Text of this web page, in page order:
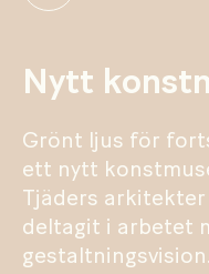
Nytt
Grönt ljus för
ett nytt
Tjäders
deltagit i arbetet
gestaltningsvision.